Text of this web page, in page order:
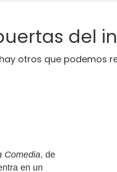
del
otros que podemos
Comedia, de
en un